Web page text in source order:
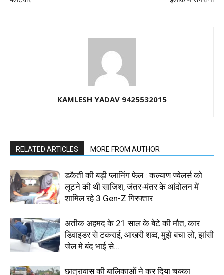
KAMLESH YADAV 9425532015
RELATED ARTICLES MORE FROM AUTHOR
डकैती की बड़ी प्लानिंग फेल : कल्याण ज्वेलर्स को
लूटने की थी साजिश, जंतर-मंतर के आंदोलन में
शामिल रहे 3 Gen-Z गिरफ्तार
अतीक अहमद के 21 साल के बेटे की मौत, कार
डिवाइडर से टकराई, आखरी शब्द, मुझे बचा लो, झांसी
जेल मे बंद भाई से...
छात्रावास की बालिकाओं ने कर दिया चक्का